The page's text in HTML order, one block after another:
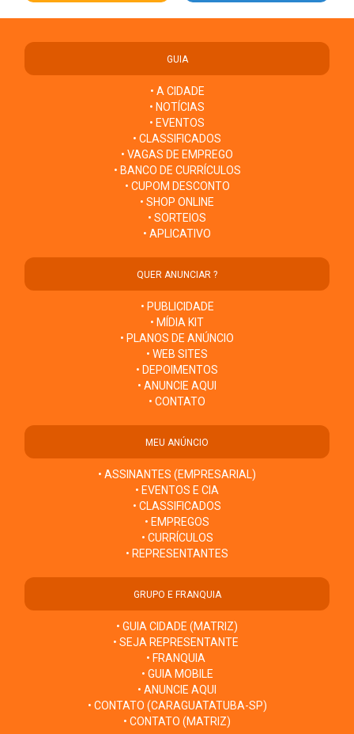
GUIA
• A CIDADE
• NOTÍCIAS
• EVENTOS
• CLASSIFICADOS
• VAGAS DE EMPREGO
• BANCO DE CURRÍCULOS
• CUPOM DESCONTO
• SHOP ONLINE
• SORTEIOS
• APLICATIVO
QUER ANUNCIAR ?
• PUBLICIDADE
• MÍDIA KIT
• PLANOS DE ANÚNCIO
• WEB SITES
• DEPOIMENTOS
• ANUNCIE AQUI
• CONTATO
MEU ANÚNCIO
• ASSINANTES (EMPRESARIAL)
• EVENTOS E CIA
• CLASSIFICADOS
• EMPREGOS
• CURRÍCULOS
• REPRESENTANTES
GRUPO E FRANQUIA
• GUIA CIDADE (MATRIZ)
• SEJA REPRESENTANTE
• FRANQUIA
• GUIA MOBILE
• ANUNCIE AQUI
• CONTATO (CARAGUATATUBA-SP)
• CONTATO (MATRIZ)